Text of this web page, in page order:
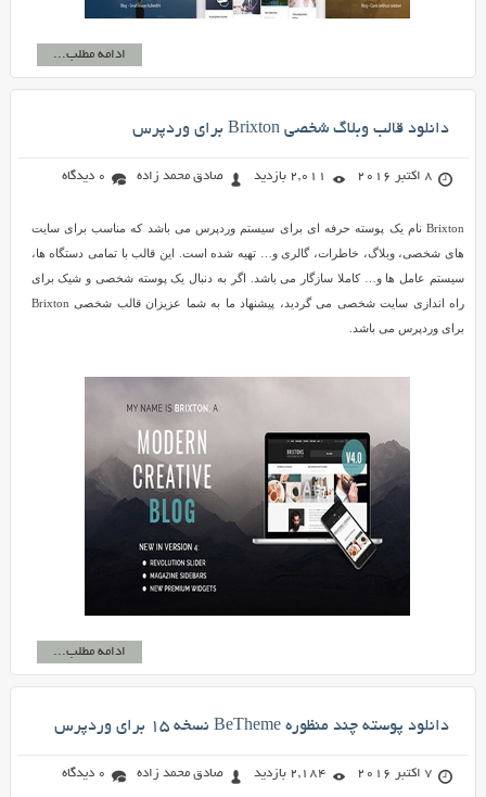
ادامه مطلب...
دانلود قالب وبلاگ شخصی Brixton برای وردپرس
8 اکتبر 2016 2,011 بازدید صادق محمد زاده 0 دیدگاه
Brixton نام یک پوسته حرفه ای برای سیستم وردپرس می باشد که مناسب برای سایت
های شخصی، وبلاگ، خاطرات، گالری و… تهیه شده است. این قالب با تمامی دستگاه ها،
سیستم عامل ها و… کاملا سازگار می باشد. اگر به دنبال یک پوسته شخصی و شیک برای
راه اندازی سایت شخصی می گردید، پیشنهاد ما به شما عزیزان قالب شخصی Brixton
برای وردپرس می باشد.
ادامه مطلب...
دانلود پوسته چند منظوره BeTheme نسخه ۱۵ برای وردپرس
7 اکتبر 2016 2,184 بازدید صادق محمد زاده 0 دیدگاه